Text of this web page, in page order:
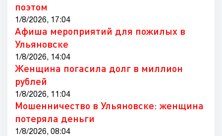
поэтом
1/8/2026, 17:04
Афиша мероприятий для пожилых в
Ульяновске
1/8/2026, 14:04
Женщина погасила долг в миллион
рублей
1/8/2026, 11:04
Мошенничество в Ульяновске: женщина
потеряла деньги
1/8/2026, 08:04